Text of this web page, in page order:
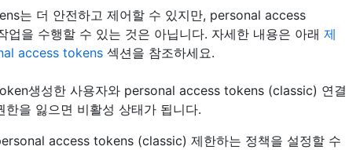
는 더 안전하고 제어할 수 있지만, personal access
을 수행할 수 있는 것은 아닙니다. 자세한 내용은 아래 제
access tokens 섹션을 참조하세요.
생성한 사용자와 personal access tokens (classic) 연결
을 잃으면 비활성 상태가 됩니다.
access tokens (classic) 제한하는 정책을 설정할 수